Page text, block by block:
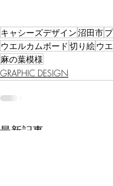
キャシーズデザイン沼田市
ウエルカムボード 切り絵ウ
麻の葉模様
GRAPHIC DESIGN
最新記事